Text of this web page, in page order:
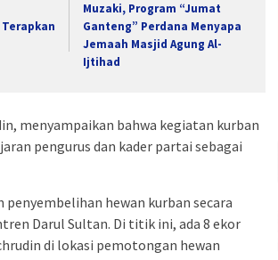
Muzaki, Program “Jumat
Ganteng” Perdana Menyapa
Jemaah Masjid Agung Al-
Ijtihad
menyampaikan bahwa kegiatan kurban
pengurus dan kader partai sebagai
hewan kurban secara
Darul Sultan. Di titik ini, ada 8 ekor
di lokasi pemotongan hewan